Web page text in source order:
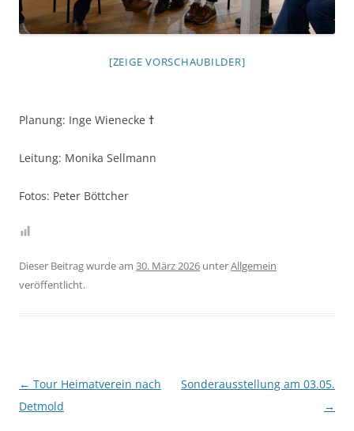
[ZEIGE VORSCHAUBILDER]
Planung: Inge Wienecke †
Leitung: Monika Sellmann
Fotos: Peter Böttcher
Dieser Beitrag wurde am 30. März 2026 unterAllgemein
veröffentlicht.
Beitragsnavigation
← Tour Heimatverein nach
Detmold
Sonderausstellung am 03.05.
→